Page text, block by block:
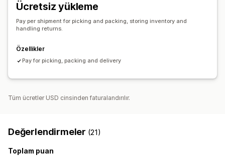
Envanter yönetimi
Otomatik senkronizasyon
Stok uyarıları
Çoklu depo
Ücretsiz yükleme
Pay per shipment for picking and packing, storing inventory and
handling returns.
Özellikler
Pay for picking, packing and delivery
Tüm ücretler USD cinsinden faturalandırılır.
Değerlendirmeler (21)
Toplam puan